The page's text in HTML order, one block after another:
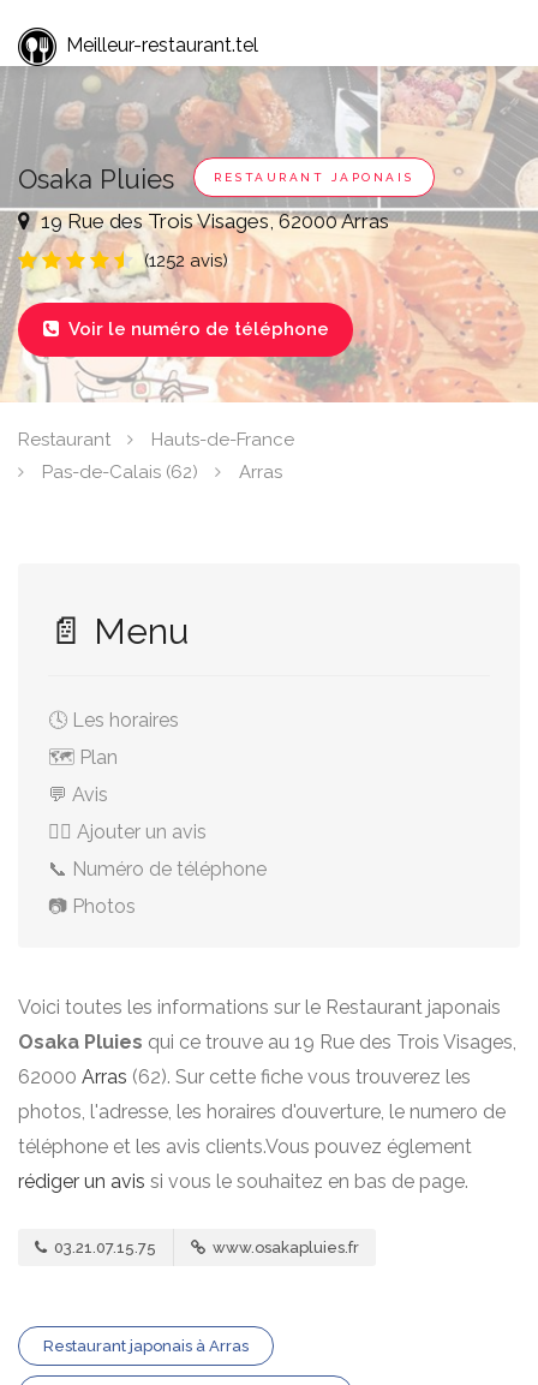
Meilleur-restaurant.tel
Osaka Pluies RESTAURANT JAPONAIS
19 Rue des Trois Visages, 62000 Arras
(1252 avis)
 Voir le numéro de téléphone
Restaurant
Hauts-de-France
Pas-de-Calais (62)
Arras
📄 Menu
🕓 Les horaires
🗺️ Plan
💬 Avis
✍🏻 Ajouter un avis
📞 Numéro de téléphone
📷 Photos
Voici toutes les informations sur le Restaurant japonais
Osaka Pluies qui ce trouve au 19 Rue des Trois Visages,
62000 Arras (62). Sur cette fiche vous trouverez les
photos, l'adresse, les horaires d'ouverture, le numero de
téléphone et les avis clients.Vous pouvez églement
rédiger un avis si vous le souhaitez en bas de page.
03.21.07.15.75 www.osakapluies.fr
Restaurant japonais à Arras